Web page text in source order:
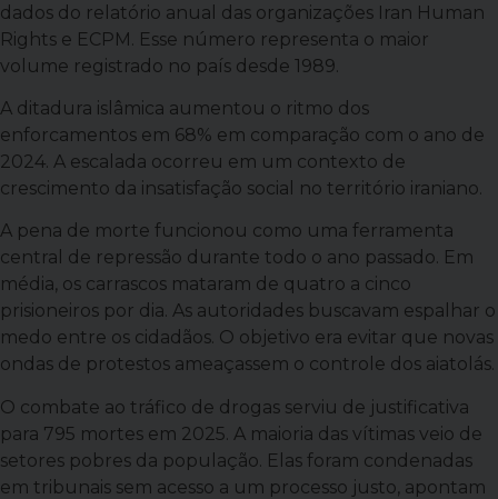
dados do relatório anual das organizações Iran Human
Rights e ECPM. Esse número representa o maior
volume registrado no país desde 1989.
A ditadura islâmica aumentou o ritmo dos
enforcamentos em 68% em comparação com o ano de
2024. A escalada ocorreu em um contexto de
crescimento da insatisfação social no território iraniano.
A pena de morte funcionou como uma ferramenta
central de repressão durante todo o ano passado. Em
média, os carrascos mataram de quatro a cinco
prisioneiros por dia. As autoridades buscavam espalhar o
medo entre os cidadãos. O objetivo era evitar que novas
ondas de protestos ameaçassem o controle dos aiatolás.
O combate ao tráfico de drogas serviu de justificativa
para 795 mortes em 2025. A maioria das vítimas veio de
setores pobres da população. Elas foram condenadas
em tribunais sem acesso a um processo justo, apontam